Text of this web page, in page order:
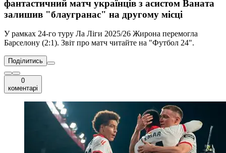
фантастичний матч українців з асистом Ваната
залишив "блаугранас" на другому місці
У рамках 24-го туру Ла Ліги 2025/26 Жирона перемогла
Барселону (2:1). Звіт про матч читайте на "Футбол 24".
Поділитись
0
коментарі